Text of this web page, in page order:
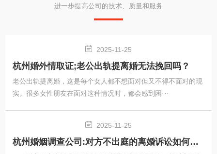
进一步提高公司的技术、质量和服务
2025-11-25
杭州婚外情取证;老公出轨提离婚无法挽回吗？
老公出轨提离婚，这是每个女人都不想面对但又不得不面对的现
实。很多女性朋友在面对这种情况时，都会感到困···
2025-11-25
杭州婚姻调查公司:对方不出庭的离婚诉讼如何处理